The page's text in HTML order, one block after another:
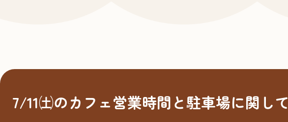
7/11㈯のカフェ営業時間と駐車場に関して